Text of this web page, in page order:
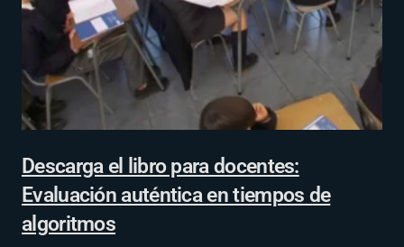
Descarga el libro para docentes:
Evaluación auténtica en tiempos de
algoritmos